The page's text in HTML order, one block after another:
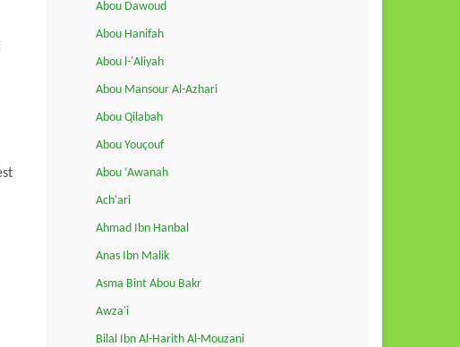
Abou Dawoud
Abou Hanifah
Abou l-'Aliyah
Abou Mansour Al-Azhari
Abou Qilabah
Abou Youçouf
Abou ‘Awanah
Ach'ari
Ahmad Ibn Hanbal
Anas Ibn Malik
Asma Bint Abou Bakr
Awza'i
Bilal Ibn Al-Harith Al-Mouzani